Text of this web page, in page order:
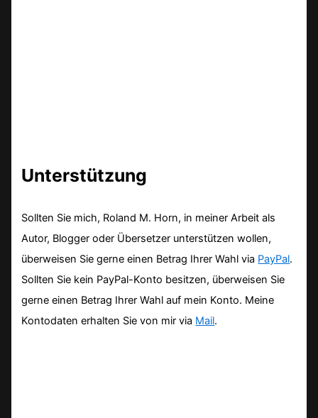
Unterstützung
Sollten Sie mich, Roland M. Horn, in meiner Arbeit als
Autor, Blogger oder Übersetzer unterstützen wollen,
überweisen Sie gerne einen Betrag Ihrer Wahl via PayPal.
Sollten Sie kein PayPal-Konto besitzen, überweisen Sie
gerne einen Betrag Ihrer Wahl auf mein Konto. Meine
Kontodaten erhalten Sie von mir via Mail.